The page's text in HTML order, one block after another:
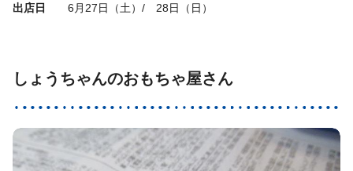
出店日 6月27日（土）/ 28日（日）
しょうちゃんのおもちゃ屋さん